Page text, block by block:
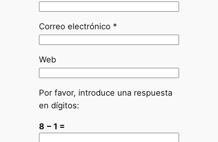
Correo electrónico *
Web
Por favor, introduce una respuesta
en dígitos:
8 − 1 =